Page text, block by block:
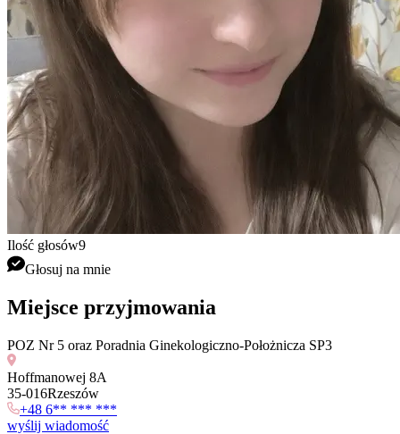
Ilość głosów9
Głosuj na mnie
Miejsce przyjmowania
POZ Nr 5 oraz Poradnia Ginekologiczno-Położnicza SP3
Hoffmanowej 8A
35-016Rzeszów
+48 6** *** ***
wyślij wiadomość